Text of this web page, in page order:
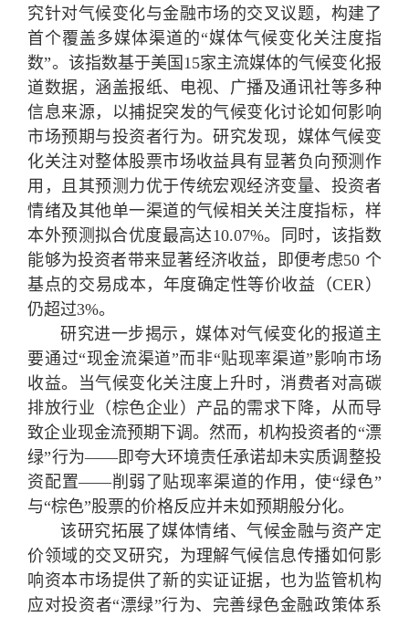
究针对气候变化与金融市场的交叉议题，构建了
首个覆盖多媒体渠道的“媒体气候变化关注度指
数”。该指数基于美国15家主流媒体的气候变化报
道数据，涵盖报纸、电视、广播及通讯社等多种
信息来源，以捕捉突发的气候变化讨论如何影响
市场预期与投资者行为。研究发现，媒体气候变
化关注对整体股票市场收益具有显著负向预测作
用，且其预测力优于传统宏观经济变量、投资者
情绪及其他单一渠道的气候相关关注度指标，样
本外预测拟合优度最高达10.07%。同时，该指数
能够为投资者带来显著经济收益，即便考虑50 个
基点的交易成本，年度确定性等价收益（CER）
仍超过3%。
研究进一步揭示，媒体对气候变化的报道主
要通过“现金流渠道”而非“贴现率渠道”影响市场
收益。当气候变化关注度上升时，消费者对高碳
排放行业（棕色企业）产品的需求下降，从而导
致企业现金流预期下调。然而，机构投资者的“漂
绿”行为——即夸大环境责任承诺却未实质调整投
资配置——削弱了贴现率渠道的作用，使“绿色”
与“棕色”股票的价格反应并未如预期般分化。
该研究拓展了媒体情绪、气候金融与资产定
价领域的交叉研究，为理解气候信息传播如何影
响资本市场提供了新的实证证据，也为监管机构
应对投资者“漂绿”行为、完善绿色金融政策体系